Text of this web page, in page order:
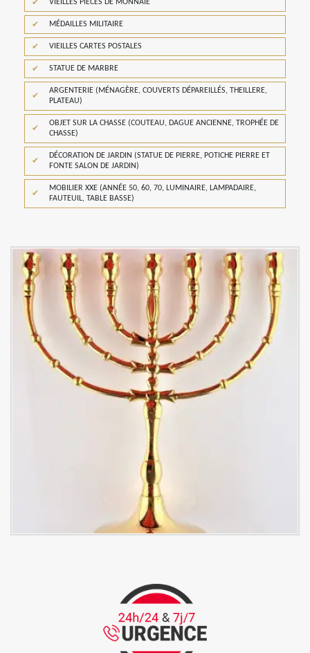
VIEILLES PIÈCES DE MONNAIE
MÉDAILLES MILITAIRE
VIEILLES CARTES POSTALES
STATUE DE MARBRE
ARGENTERIE (MÉNAGÈRE, COUVERTS DÉPAREILLÉS, THEILLERE,
PLATEAU)
OBJET SUR LA CHASSE (COUTEAU, DAGUE ANCIENNE, TROPHÉE DE
CHASSE)
DÉCORATION DE JARDIN (STATUE DE PIERRE, POTICHE PIERRE ET
FONTE SALON DE JARDIN)
MOBILIER XXE (ANNÉE 50, 60, 70, LUMINAIRE, LAMPADAIRE,
FAUTEUIL, TABLE BASSE)